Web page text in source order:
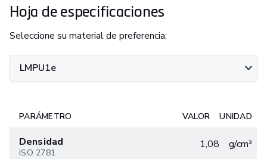
Hoja de especificaciones
Seleccione su material de preferencia:
LMPU1e
PARÁMETRO VALOR UNIDAD
Densidad
ISO 2781
1,08 g/cm³